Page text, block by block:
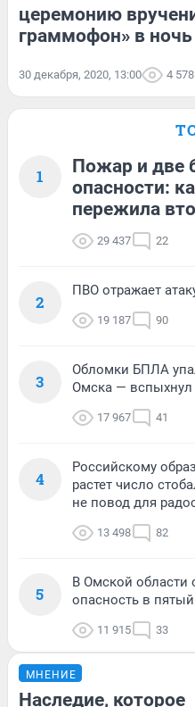
церемонию
граммофон» в ночь
30 декабря, 2020, 13:00 4 578
1
Пожар и две
опасности:
пережила
29 437 22
2
ПВО отражает
19 187 90
3
Обломки БПЛА
Омска —
17 967 41
4
Российскому
растет число
не повод для
13 498 82
5
В Омской области
опасность в пятый
11 915 33
МНЕНИЕ
Наследие, которое